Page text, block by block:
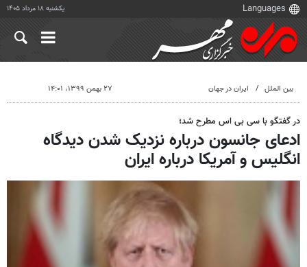
یکشنبه ۱۸ مرداد ۱۴۰۵
بین الملل ایران در جهان ۲۷ بهمن ۱۳۹۹، ۱۴:۰۱
در گفتگو با سی بی اس مطرح شد؛
ادعای جانسون درباره نزدیک شدن دیدگاه
انگلیس و آمریکا درباره ایران